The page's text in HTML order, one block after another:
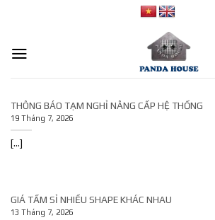
THÔNG BÁO TẠM NGHỈ NÂNG CẤP HỆ THỐNG
19 Tháng 7, 2026
[...]
GIÁ TẤM SỈ NHIỀU SHAPE KHÁC NHAU
13 Tháng 7, 2026